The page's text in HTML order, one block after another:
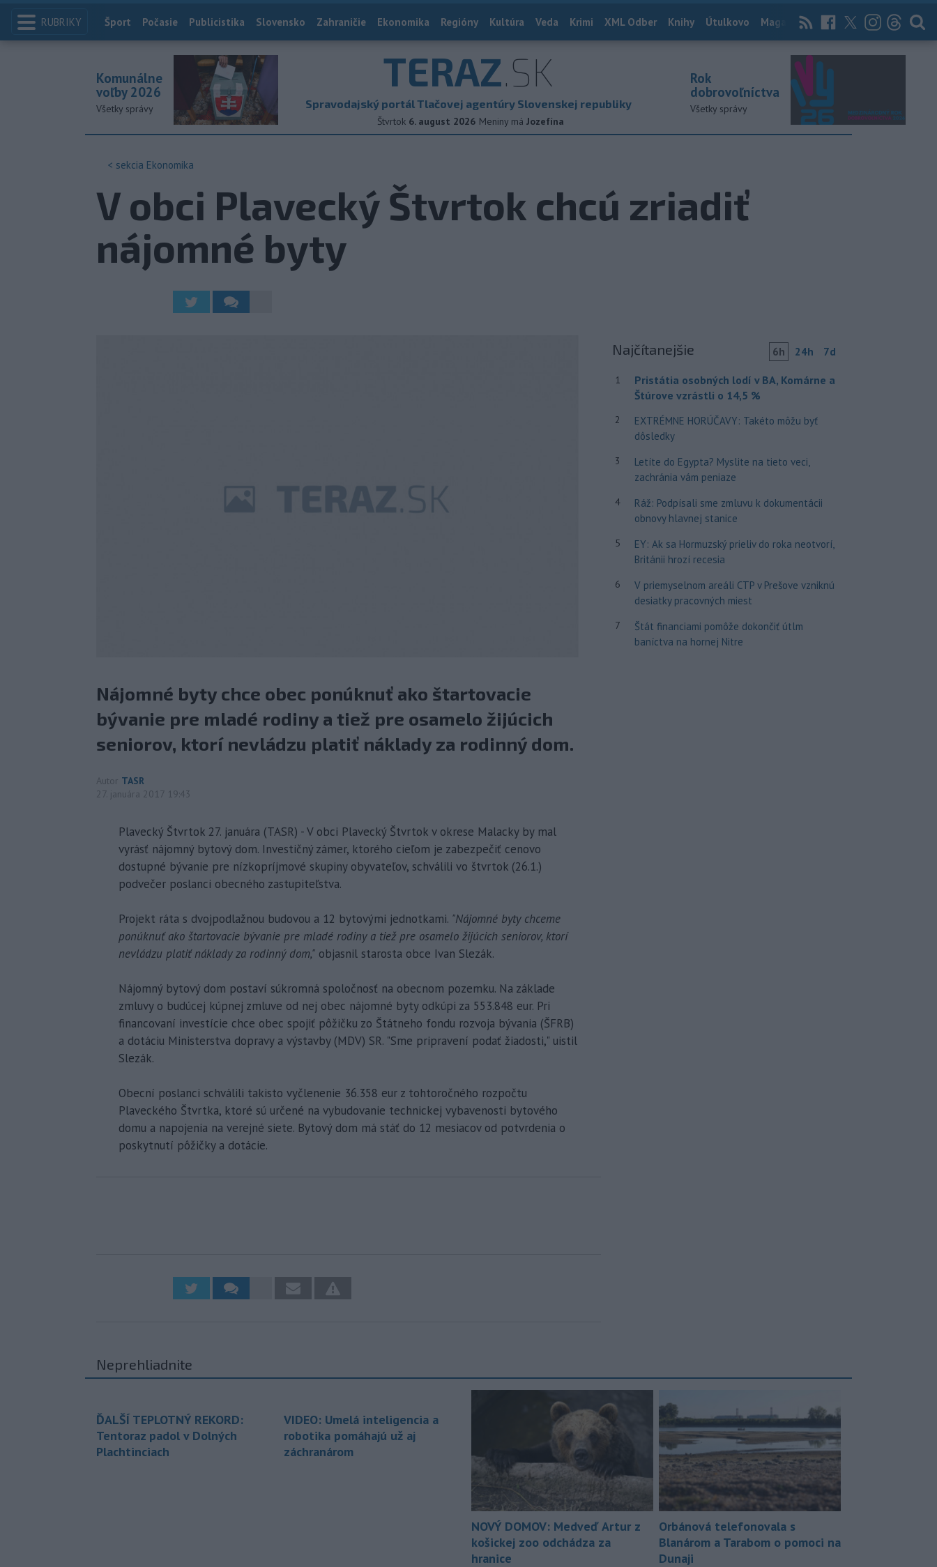
RUBRIKY Index
Šport Počasie Publicistika Slovensko Zahraničie Ekonomika Regióny Kultúra Veda Krimi XML Odber Knihy Útulkovo Magazín News Now Archív
TERAZ.SK
Spravodajský portál Tlačovej agentúry Slovenskej republiky
Štvrtok 6. august 2026 Meniny má Jozefína
Komunálne
voľby 2026
Všetky správy
Rok
dobrovoľníctva
Všetky správy
< sekcia Ekonomika
V obci Plavecký Štvrtok chcú zriadiť
nájomné byty
Nájomné byty chce obec ponúknuť ako štartovacie
bývanie pre mladé rodiny a tiež pre osamelo žijúcich
seniorov, ktorí nevládzu platiť náklady za rodinný dom.
Autor TASR
27. januára 2017 19:43
Plavecký Štvrtok 27. januára (TASR) - V obci Plavecký Štvrtok v okrese Malacky by mal
vyrásť nájomný bytový dom. Investičný zámer, ktorého cieľom je zabezpečiť cenovo
dostupné bývanie pre nízkopríjmové skupiny obyvateľov, schválili vo štvrtok (26.1.)
podvečer poslanci obecného zastupiteľstva.
Projekt ráta s dvojpodlažnou budovou a 12 bytovými jednotkami. "Nájomné byty chceme
ponúknuť ako štartovacie bývanie pre mladé rodiny a tiež pre osamelo žijúcich seniorov, ktorí
nevládzu platiť náklady za rodinný dom," objasnil starosta obce Ivan Slezák.
Nájomný bytový dom postaví súkromná spoločnosť na obecnom pozemku. Na základe
zmluvy o budúcej kúpnej zmluve od nej obec nájomné byty odkúpi za 553.848 eur. Pri
financovaní investície chce obec spojiť pôžičku zo Štátneho fondu rozvoja bývania (ŠFRB)
a dotáciu Ministerstva dopravy a výstavby (MDV) SR. "Sme pripravení podať žiadosti," uistil
Slezák.
Obecní poslanci schválili takisto vyčlenenie 36.358 eur z tohtoročného rozpočtu
Plaveckého Štvrtka, ktoré sú určené na vybudovanie technickej vybavenosti bytového
domu a napojenia na verejné siete. Bytový dom má stáť do 12 mesiacov od potvrdenia o
poskytnutí pôžičky a dotácie.
Najčítanejšie 6h 24h 7d
1
Pristátia osobných lodí v BA, Komárne a
Štúrove vzrástli o 14,5 %
2
EXTRÉMNE HORÚČAVY: Takéto môžu byť
dôsledky
3
Letíte do Egypta? Myslite na tieto veci,
zachránia vám peniaze
4
Ráž: Podpísali sme zmluvu k dokumentácii
obnovy hlavnej stanice
5
EY: Ak sa Hormuzský prieliv do roka neotvorí,
Británii hrozí recesia
6
V priemyselnom areáli CTP v Prešove vzniknú
desiatky pracovných miest
7
Štát financiami pomôže dokončiť útlm
baníctva na hornej Nitre
Neprehliadnite
ĎALŠÍ TEPLOTNÝ REKORD:
Tentoraz padol v Dolných
Plachtinciach
VIDEO: Umelá inteligencia a
robotika pomáhajú už aj
záchranárom
NOVÝ DOMOV: Medveď Artur z
košickej zoo odchádza za
hranice
Orbánová telefonovala s
Blanárom a Tarabom o pomoci na
Dunaji